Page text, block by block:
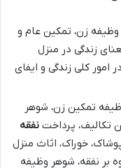
زن، تمکین عام و
زندگی در منزل
امور کلی زندگی و ایفای
تمکین زن، شوهر
تکالیف، پرداخت نفقه
خوراک، اثاث منزل
بر نفقه، شوهر وظیفه